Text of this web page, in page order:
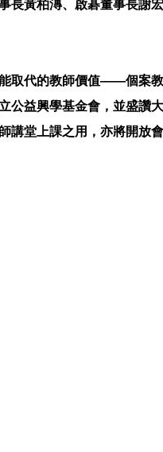
長黃柏漙、啟碁董事長謝
取代的教師價值——個案
公益興學基金會，並盛讚
講堂上課之用，亦將開放